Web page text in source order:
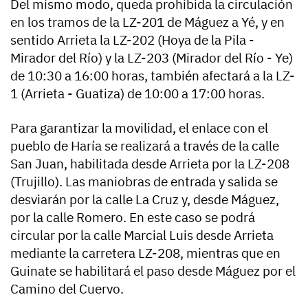
Del mismo modo, queda prohibida la circulación
en los tramos de la LZ-201 de Máguez a Yé, y en
sentido Arrieta la LZ-202 (Hoya de la Pila -
Mirador del Río) y la LZ-203 (Mirador del Río - Ye)
de 10:30 a 16:00 horas, también afectará a la LZ-
1 (Arrieta - Guatiza) de 10:00 a 17:00 horas.
Para garantizar la movilidad, el enlace con el
pueblo de Haría se realizará a través de la calle
San Juan, habilitada desde Arrieta por la LZ-208
(Trujillo). Las maniobras de entrada y salida se
desviarán por la calle La Cruz y, desde Máguez,
por la calle Romero. En este caso se podrá
circular por la calle Marcial Luis desde Arrieta
mediante la carretera LZ-208, mientras que en
Guinate se habilitará el paso desde Máguez por el
Camino del Cuervo.